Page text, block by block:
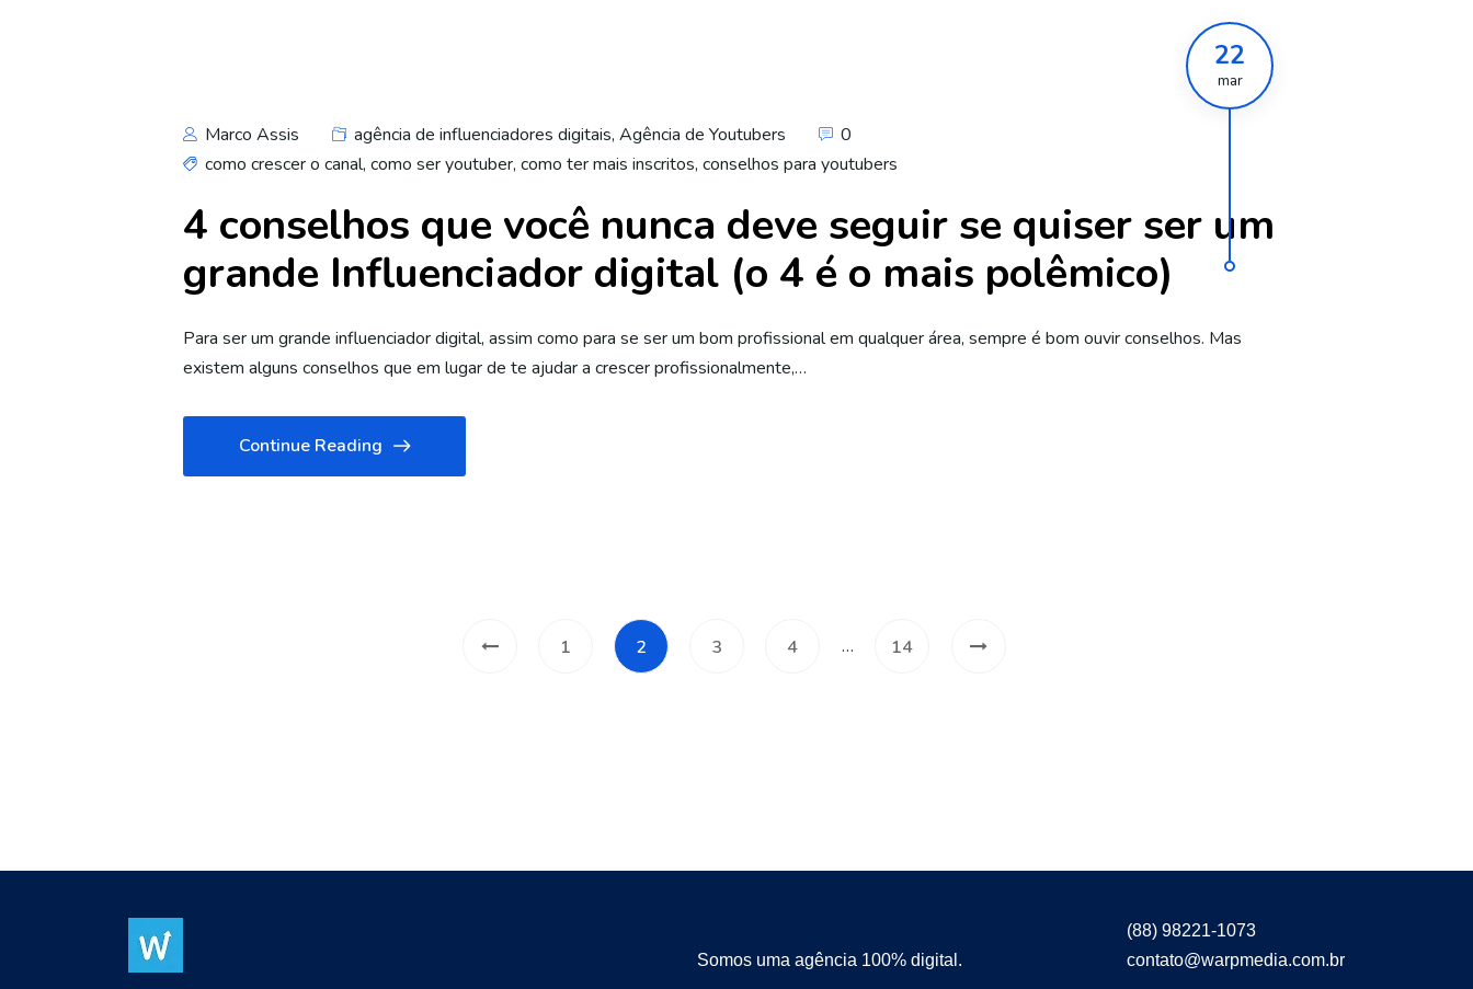
Marco Assis agência de influenciadores digitais, Agência de Youtubers 0
22
mar
como crescer o canal, como ser youtuber, como ter mais inscritos, conselhos para youtubers
4 conselhos que você nunca deve seguir se quiser ser um
grande Influenciador digital (o 4 é o mais polêmico)
Para ser um grande influenciador digital, assim como para se ser um bom profissional em qualquer área, sempre é bom ouvir conselhos. Mas
existem alguns conselhos que em lugar de te ajudar a crescer profissionalmente,…
Continue Reading
1 2 3 4 … 14
Somos uma agência 100% digital.
(88) 98221-1073
contato@warpmedia.com.br